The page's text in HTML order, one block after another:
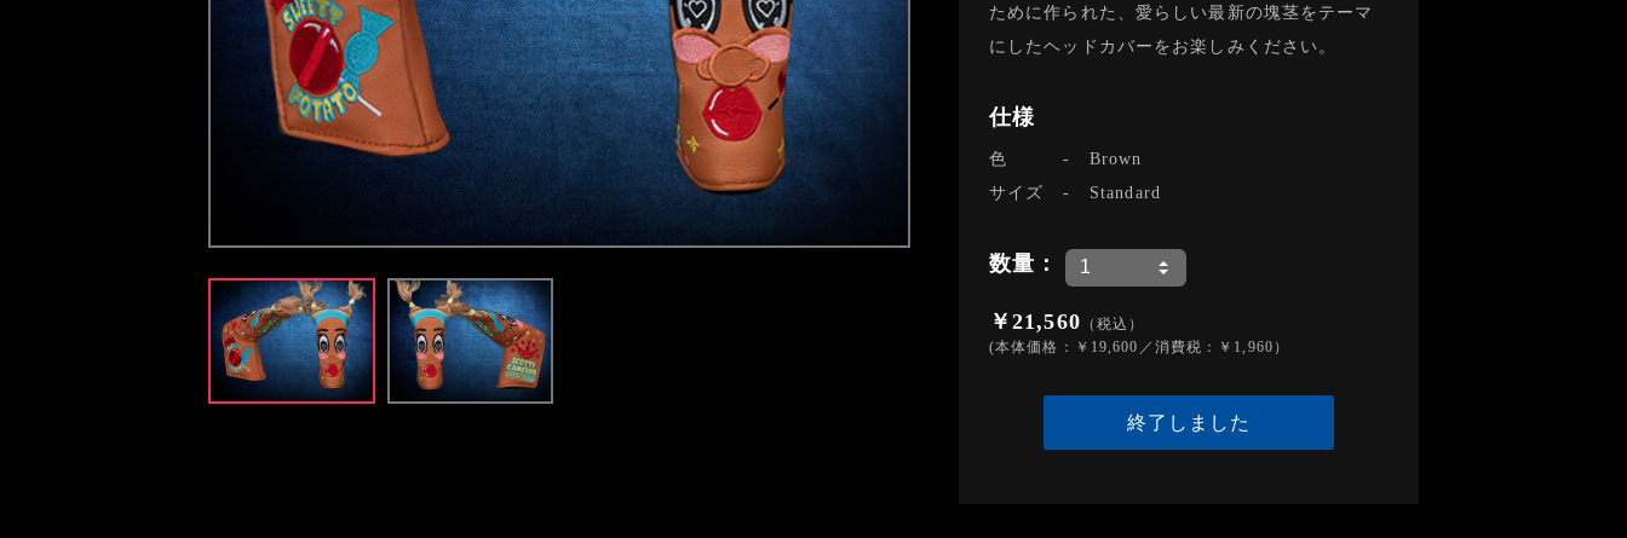
ために作られた、愛らしい最新の塊茎をテーマ
にしたヘッドカバーをお楽しみください。
仕様
色 - Brown
サイズ
- Standard
数量：
￥21,560 （税込）
(本体価格：￥19,600／消費税：￥1,960）
終了しました